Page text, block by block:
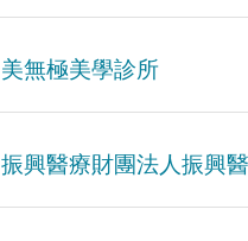
美無極美學診所
振興醫療財團法人振興